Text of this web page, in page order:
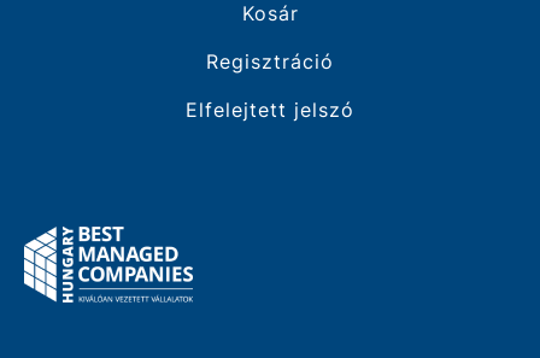
Kosár
Regisztráció
Elfelejtett jelszó